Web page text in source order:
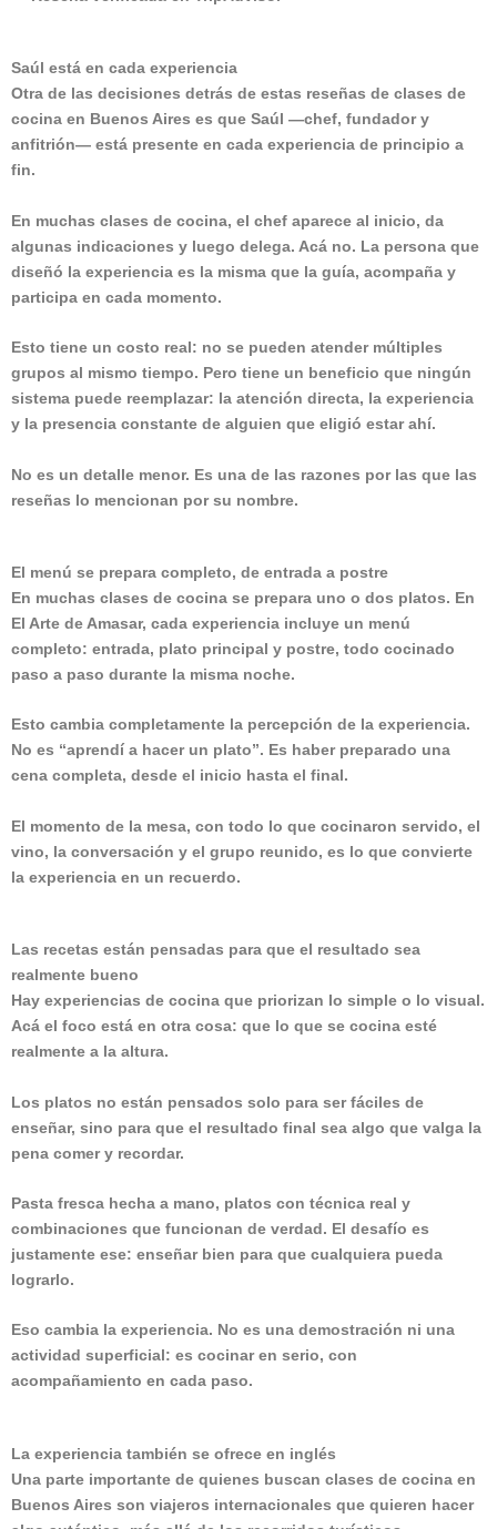
Saúl está en cada experiencia
Otra de las decisiones detrás de estas reseñas de clases de
cocina en Buenos Aires es que Saúl —chef, fundador y
anfitrión— está presente en cada experiencia de principio a
fin.
En muchas clases de cocina, el chef aparece al inicio, da
algunas indicaciones y luego delega. Acá no. La persona que
diseñó la experiencia es la misma que la guía, acompaña y
participa en cada momento.
Esto tiene un costo real: no se pueden atender múltiples
grupos al mismo tiempo. Pero tiene un beneficio que ningún
sistema puede reemplazar: la atención directa, la experiencia
y la presencia constante de alguien que eligió estar ahí.
No es un detalle menor. Es una de las razones por las que las
reseñas lo mencionan por su nombre.
El menú se prepara completo, de entrada a postre
En muchas clases de cocina se prepara uno o dos platos. En
El Arte de Amasar, cada experiencia incluye un menú
completo: entrada, plato principal y postre, todo cocinado
paso a paso durante la misma noche.
Esto cambia completamente la percepción de la experiencia.
No es “aprendí a hacer un plato”. Es haber preparado una
cena completa, desde el inicio hasta el final.
El momento de la mesa, con todo lo que cocinaron servido, el
vino, la conversación y el grupo reunido, es lo que convierte
la experiencia en un recuerdo.
Las recetas están pensadas para que el resultado sea
realmente bueno
Hay experiencias de cocina que priorizan lo simple o lo visual.
Acá el foco está en otra cosa: que lo que se cocina esté
realmente a la altura.
Los platos no están pensados solo para ser fáciles de
enseñar, sino para que el resultado final sea algo que valga la
pena comer y recordar.
Pasta fresca hecha a mano, platos con técnica real y
combinaciones que funcionan de verdad. El desafío es
justamente ese: enseñar bien para que cualquiera pueda
lograrlo.
Eso cambia la experiencia. No es una demostración ni una
actividad superficial: es cocinar en serio, con
acompañamiento en cada paso.
La experiencia también se ofrece en inglés
Una parte importante de quienes buscan clases de cocina en
Buenos Aires son viajeros internacionales que quieren hacer